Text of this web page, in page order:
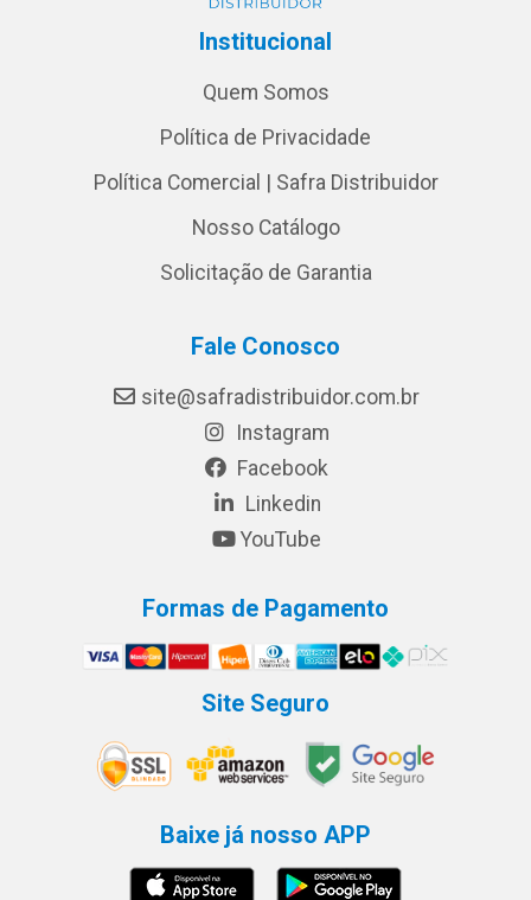
Institucional
Quem Somos
Política de Privacidade
Política Comercial | Safra Distribuidor
Nosso Catálogo
Solicitação de Garantia
Fale Conosco
site@safradistribuidor.com.br
Instagram
Facebook
Linkedin
YouTube
Formas de Pagamento
Site Seguro
Baixe já nosso APP